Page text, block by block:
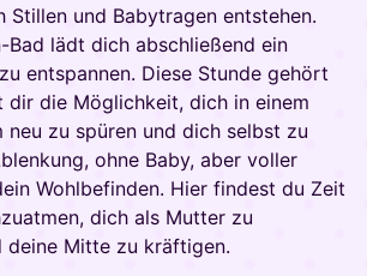
Stillen und Babytragen entstehen.
Bad lädt dich abschließend ein
entspannen. Diese Stunde gehört
dir die Möglichkeit, dich in einem
neu zu spüren und dich selbst zu
ohne Baby, aber voller
Wohlbefinden. Hier findest du Zeit
dich als Mutter zu
deine Mitte zu kräftigen.